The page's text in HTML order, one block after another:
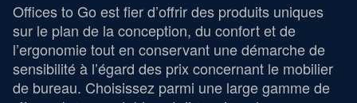
Offices to Go est fier d’offrir des produits uniques
sur le plan de la conception, du confort et de
l’ergonomie tout en conservant une démarche de
sensibilité à l’égard des prix concernant le mobilier
de bureau. Choisissez parmi une large gamme de